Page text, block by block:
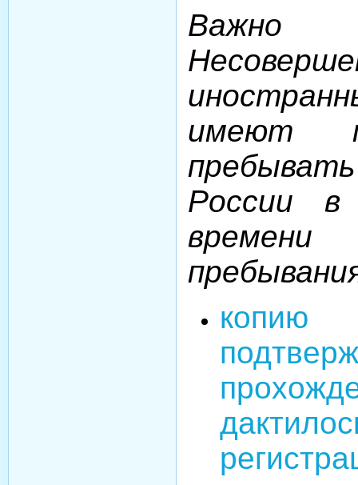
имеют
России в